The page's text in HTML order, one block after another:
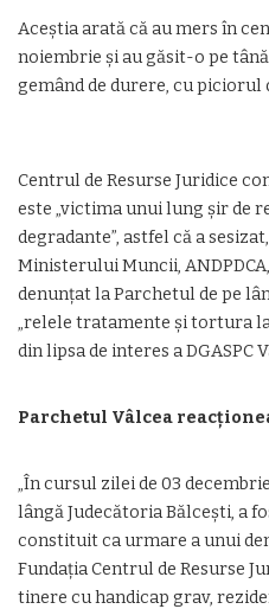
Aceştia arată că au mers în
noiembrie şi au găsit-o pe
gemând de durere, cu
Centrul de Resurse Juridice
este „victima unui lung şir de
degradante”, astfel că a
Ministerului Muncii, ANDPDCA,
denunţat la Parchetul de pe
„relele tratamente şi tortura
din lipsa de interes a DGASPC
Parchetul Vâlcea
„În cursul zilei de 03
lângă Judecătoria Bălcești, a
constituit ca urmare a unui
Fundația Centrul de Resurse
tinere cu handicap grav,